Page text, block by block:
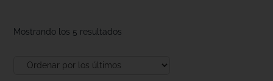
Mostrando los 5 resultados